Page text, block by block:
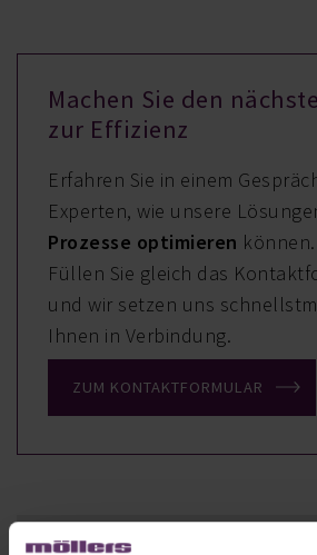
Machen Sie den
zur Effizienz
Erfahren Sie in einem
Experten, wie unsere
Prozesse optimieren können.
Füllen Sie gleich das
und wir setzen uns
Ihnen in Verbindung.
ZUM KONTAKTFORMULAR